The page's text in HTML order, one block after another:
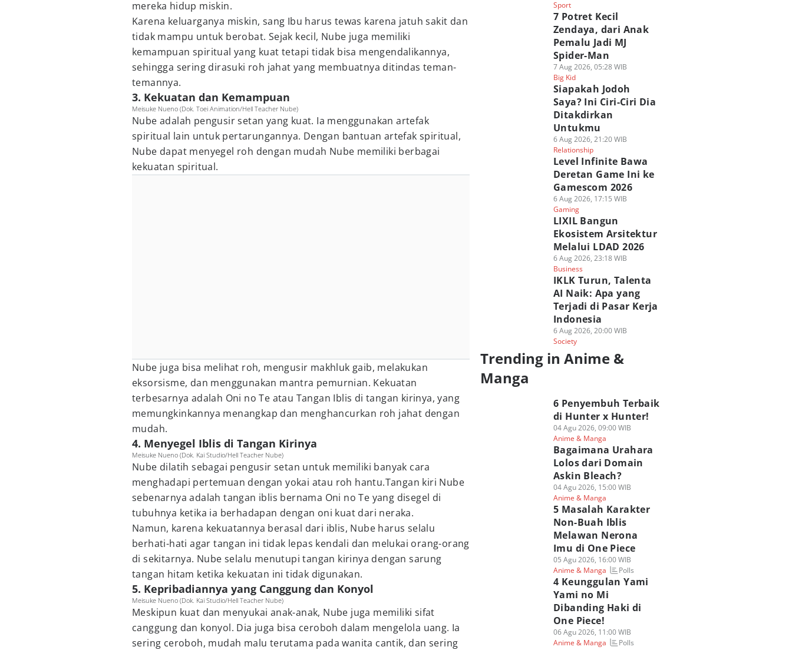
mereka hidup miskin.
Karena keluarganya miskin, sang Ibu harus tewas karena jatuh sakit dan
tidak mampu untuk berobat. Sejak kecil, Nube juga memiliki
kemampuan spiritual yang kuat tetapi tidak bisa mengendalikannya,
sehingga sering dirasuki roh jahat yang membuatnya ditindas teman-
temannya.
3. Kekuatan dan Kemampuan
Meisuke Nueno (Dok. Toei Animation/Hell Teacher Nube)
Nube adalah pengusir setan yang kuat. Ia menggunakan artefak
spiritual lain untuk pertarungannya. Dengan bantuan artefak spiritual,
Nube dapat menyegel roh dengan mudah Nube memiliki berbagai
kekuatan spiritual.
Nube juga bisa melihat roh, mengusir makhluk gaib, melakukan
eksorsisme, dan menggunakan mantra pemurnian. Kekuatan
terbesarnya adalah Oni no Te atau Tangan Iblis di tangan kirinya, yang
memungkinkannya menangkap dan menghancurkan roh jahat dengan
mudah.
4. Menyegel Iblis di Tangan Kirinya
Meisuke Nueno (Dok. Kai Studio/Hell Teacher Nube)
Nube dilatih sebagai pengusir setan untuk memiliki banyak cara
menghadapi pertemuan dengan yokai atau roh hantu.Tangan kiri Nube
sebenarnya adalah tangan iblis bernama Oni no Te yang disegel di
tubuhnya ketika ia berhadapan dengan oni kuat dari neraka.
Namun, karena kekuatannya berasal dari iblis, Nube harus selalu
berhati-hati agar tangan ini tidak lepas kendali dan melukai orang-orang
di sekitarnya. Nube selalu menutupi tangan kirinya dengan sarung
tangan hitam ketika kekuatan ini tidak digunakan.
5. Kepribadiannya yang Canggung dan Konyol
Meisuke Nueno (Dok. Kai Studio/Hell Teacher Nube)
Meskipun kuat dan menyukai anak-anak, Nube juga memiliki sifat
canggung dan konyol. Dia juga bisa ceroboh dalam mengelola uang. Ia
sering ceroboh, mudah malu terutama pada wanita cantik, dan sering
Sport
7 Potret Kecil
Zendaya, dari Anak
Pemalu Jadi MJ
Spider-Man
7 Aug 2026, 05:28 WIB
Big Kid
Siapakah Jodoh
Saya? Ini Ciri-Ciri Dia
Ditakdirkan
Untukmu
6 Aug 2026, 21:20 WIB
Relationship
Level Infinite Bawa
Deretan Game Ini ke
Gamescom 2026
6 Aug 2026, 17:15 WIB
Gaming
LIXIL Bangun
Ekosistem Arsitektur
Melalui LDAD 2026
6 Aug 2026, 23:18 WIB
Business
IKLK Turun, Talenta
AI Naik: Apa yang
Terjadi di Pasar Kerja
Indonesia
6 Aug 2026, 20:00 WIB
Society
Trending in Anime &
Manga
6 Penyembuh Terbaik
di Hunter x Hunter!
04 Agu 2026, 09:00 WIB
Anime & Manga
Bagaimana Urahara
Lolos dari Domain
Askin Bleach?
04 Agu 2026, 15:00 WIB
Anime & Manga
5 Masalah Karakter
Non-Buah Iblis
Melawan Nerona
Imu di One Piece
05 Agu 2026, 16:00 WIB
Anime & Manga
Polls
4 Keunggulan Yami
Yami no Mi
Dibanding Haki di
One Piece!
06 Agu 2026, 11:00 WIB
Anime & Manga
Polls